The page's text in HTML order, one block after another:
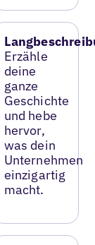
Erzähle
deine
ganze
Geschichte
und hebe
hervor,
was dein
Unternehmen
einzigartig
macht.